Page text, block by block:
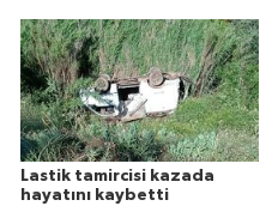
Lastik tamircisi kazada
hayatını kaybetti